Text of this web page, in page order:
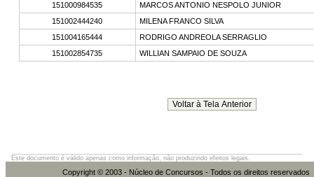
151000984535
MARCOS ANTONIO NESPOLO JUNIOR
151002444240
MILENA FRANCO SILVA
151004165444
RODRIGO ANDREOLA SERRAGLIO
151002854735
WILLIAN SAMPAIO DE SOUZA
Este documento é válido apenas como informação, não produzindo efeitos legais.
Copyright © 2003 - Núcleo de Concursos - Todos os direitos